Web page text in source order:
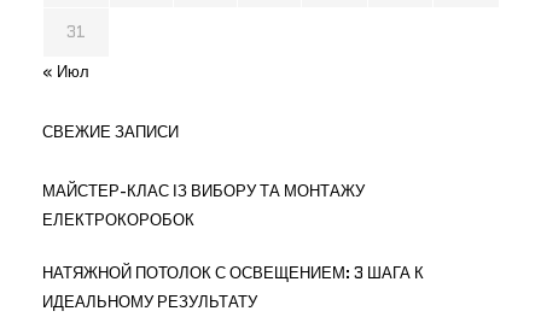
31
« Июл
СВЕЖИЕ ЗАПИСИ
МАЙСТЕР-КЛАС ІЗ ВИБОРУ ТА МОНТАЖУ
ЕЛЕКТРОКОРОБОК
НАТЯЖНОЙ ПОТОЛОК С ОСВЕЩЕНИЕМ: 3 ШАГА К
ИДЕАЛЬНОМУ РЕЗУЛЬТАТУ